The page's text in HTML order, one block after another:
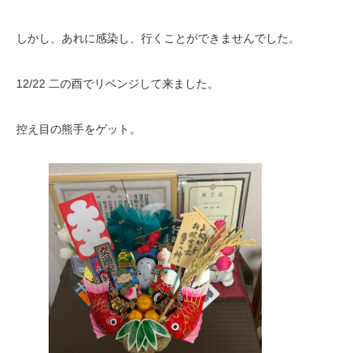
しかし、あれに感染し、行くことができませんでした。
12/22 二の酉でリベンジして来ました。
控え目の熊手をゲット。